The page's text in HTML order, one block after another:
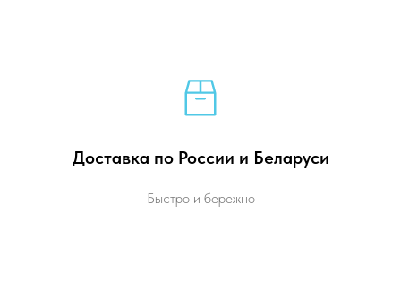
Доставка по России и Беларуси
Быстро и бережно